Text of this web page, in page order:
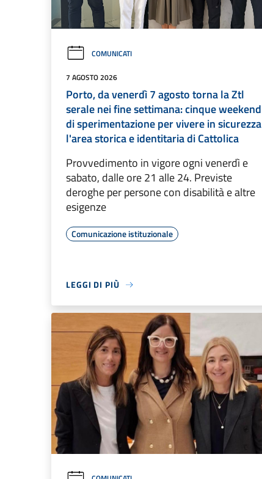
COMUNICATI
7 AGOSTO 2026
Porto, da venerdì 7 agosto torna la Ztl
serale nei fine settimana: cinque weekend
di sperimentazione per vivere in sicurezza
l'area storica e identitaria di Cattolica
Provvedimento in vigore ogni venerdì e
sabato, dalle ore 21 alle 24. Previste
deroghe per persone con disabilità e altre
esigenze
Comunicazione istituzionale
LEGGI DI PIÙ